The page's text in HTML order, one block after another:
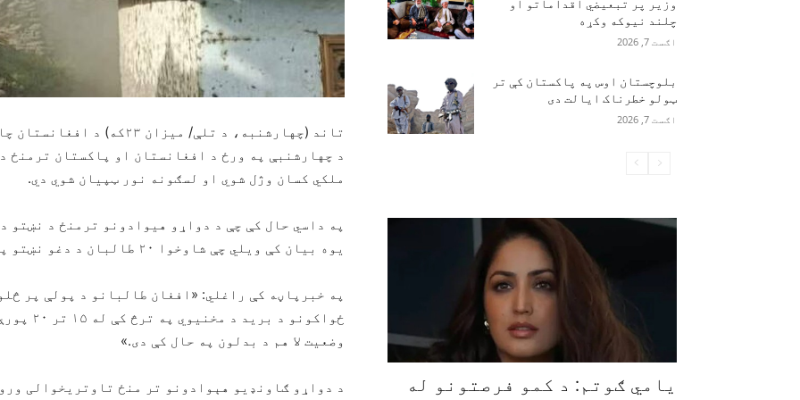
تاند (چهارشنبه، د تلې/
ملکي کسان وژل شوي او لسګونه نور ټپیان شوي دي.
په داسي حال کې چې د دواړو هیوادونو ترمنځ د نښتو
یوه بیان کې ویلي چې شاوخوا ۲۰ طالبان د دغو نښتو په ترڅ کې وژل شوي دي.
په خبرپاڼه کې راغلي: «افغان طالبانو د پولې پر
وضعیت لا هم د بدلون په حال کې دی.»
د دواړو ګاونډیو هېوادونو تر منځ تاوتریخوالی
وزیر پر تبعیضي اقداماتو او
چلند نیوکه وکړه
اګست 7, 2026
بلوچستان اوس په پاکستان کې تر
ټولو خطرناک ایالت دی
اګست 7, 2026
یامي ګوتم: د کمو فرصتونو له